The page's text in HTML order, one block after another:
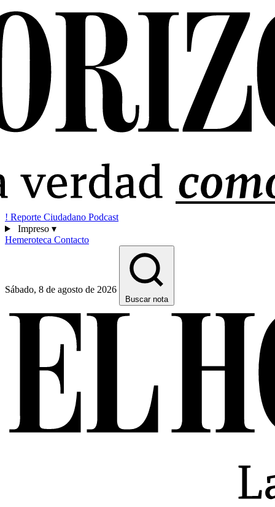
! Reporte Ciudadano Podcast
Impreso ▾
Hemeroteca Contacto
Sábado, 8 de agosto de 2026
Buscar nota